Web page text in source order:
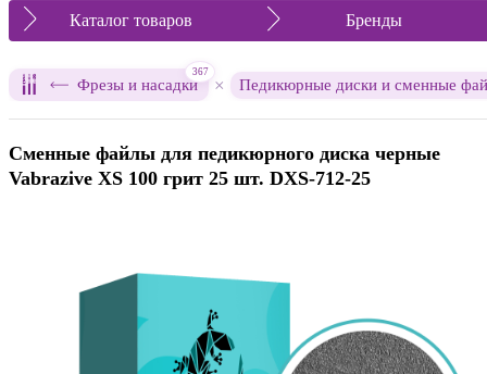
Каталог товаров Бренды
Фрезы и насадки
367
× Педикюрные диски и сменные
Сменные файлы для педикюрного диска черные
Vabrazive XS 100 грит 25 шт. DXS-712-25